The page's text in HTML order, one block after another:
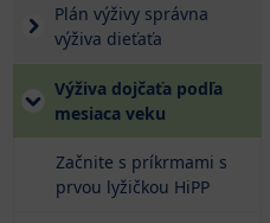
Plán výživy správna
výživa dieťaťa
Výživa dojčaťa podľa
mesiaca veku
Začnite s príkrmami s
prvou lyžičkou HiPP